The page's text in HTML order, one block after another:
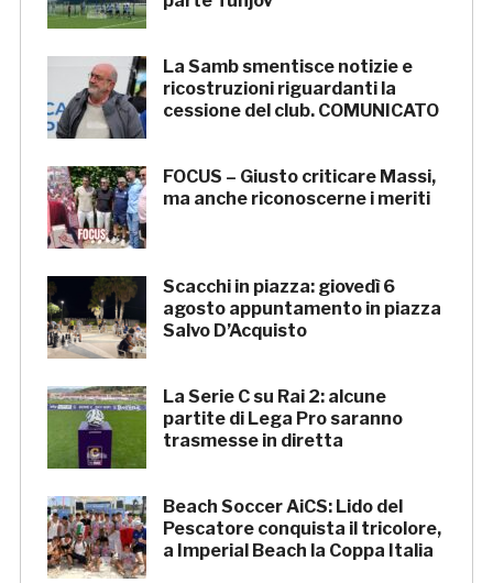
La Samb smentisce notizie e
ricostruzioni riguardanti la
cessione del club. COMUNICATO
FOCUS – Giusto criticare Massi,
ma anche riconoscerne i meriti
Scacchi in piazza: giovedì 6
agosto appuntamento in piazza
Salvo D’Acquisto
La Serie C su Rai 2: alcune
partite di Lega Pro saranno
trasmesse in diretta
Beach Soccer AiCS: Lido del
Pescatore conquista il tricolore,
a Imperial Beach la Coppa Italia